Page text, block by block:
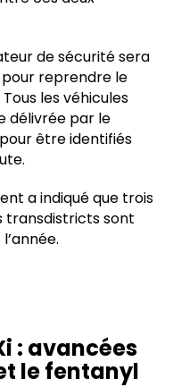
de sécurité sera
reprendre le
les véhicules
délivrée par le
être identifiés
a indiqué que trois
transdistricts sont
: avancées
le fentanyl